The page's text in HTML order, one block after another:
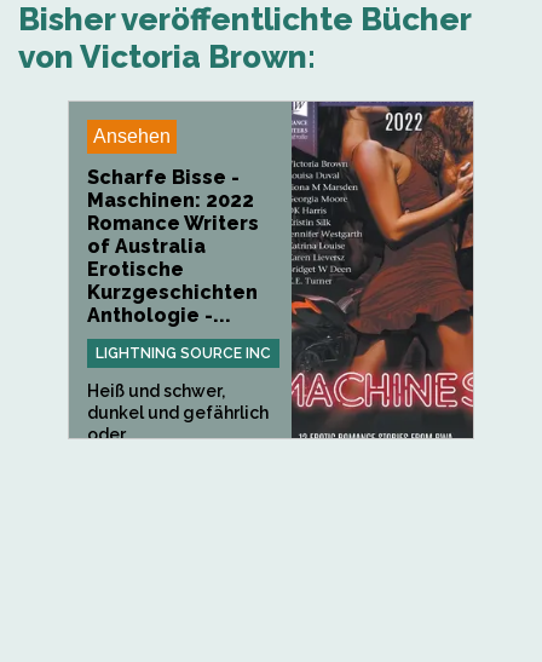
Bisher veröffentlichte Bücher
von Victoria Brown:
Ansehen
Scharfe Bisse -
Maschinen: 2022
Romance Writers
of Australia
Erotische
Kurzgeschichten
Anthologie -...
LIGHTNING SOURCE INC
Heiß und schwer,
dunkel und gefährlich
oder...